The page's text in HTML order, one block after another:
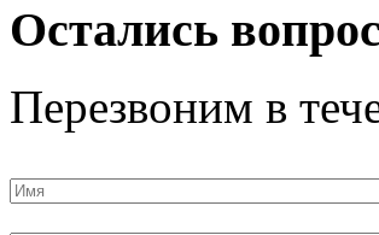
Остались
Перезвоним в